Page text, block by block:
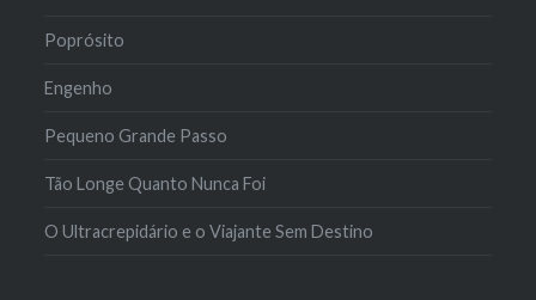
Poprósito
Engenho
Pequeno Grande Passo
Tão Longe Quanto Nunca Foi
O Ultracrepidário e o Viajante Sem Destino